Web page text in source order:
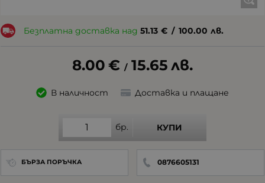
Безплатна доставка над 51.13 € / 100.00 лв.
8.00 € / 15.65 лв.
В наличност Доставка и плащане
бр. КУПИ
БЪРЗА ПОРЪЧКА 0876605131